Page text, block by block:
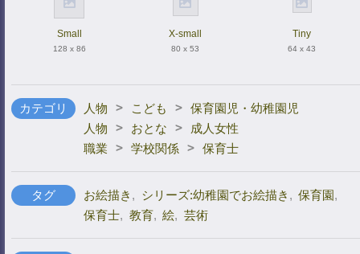
Small
128 x 86
X-small
80 x 53
Tiny
64 x 43
カテゴリ 人物 > こども > 保育園児・幼稚園児
人物
> おとな >
成人女性
職業
> 学校関係 > 保育士
タグ お絵描き , シリーズ:幼稚園でお絵描き , 保育園,
保育士, 教育, 絵, 芸術